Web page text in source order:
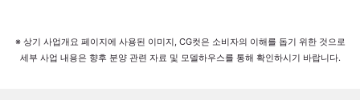
※ 상기 사업개요 페이지에 사용된 이미지, CG컷은 소비자의 이해를 돕기 위한 것으로
세부 사업 내용은 향후 분양 관련 자료 및 모델하우스를 통해 확인하시기 바랍니다.